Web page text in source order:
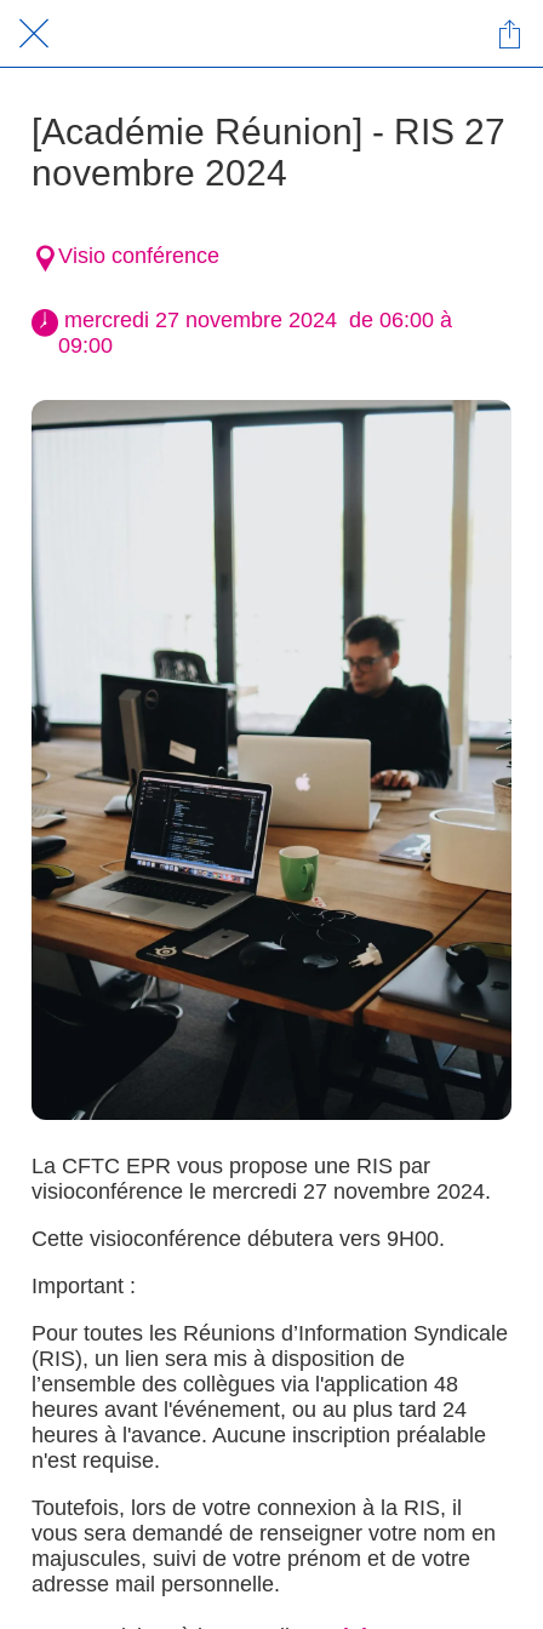
[Académie Réunion] - RIS 27
novembre 2024
Visio conférence
09:00
La CFTC EPR vous propose une RIS par
visioconférence le mercredi 27 novembre 2024.
Cette visioconférence débutera vers 9H00.
Important :
Pour toutes les Réunions d’Information Syndicale
(RIS), un lien sera mis à disposition de
l’ensemble des collègues via l'application 48
heures avant l'événement, ou au plus tard 24
heures à l'avance. Aucune inscription préalable
n'est requise.
Toutefois, lors de votre connexion à la RIS, il
vous sera demandé de renseigner votre nom en
majuscules, suivi de votre prénom et de votre
adresse mail personnelle.